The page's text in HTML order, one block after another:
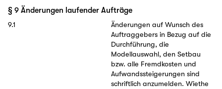
§ 9 Änderungen laufender Aufträge
9.1
Änderungen auf Wunsch des
Auftraggebers in Bezug auf die
Durchführung, die
Modellauswahl, den Setbau
bzw. alle Fremdkosten und
Aufwandssteigerungen sind
schriftlich anzumelden. Wiethe